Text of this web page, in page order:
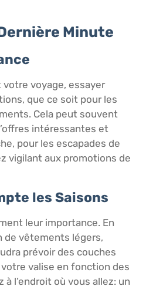
Minute
voyage, essayer
que ce soit pour les
Cela peut souvent
intéressantes et
pour les escapades de
vigilant aux promotions de
les Saisons
leur importance. En
de vêtements légers,
prévoir des couches
valise en fonction des
l’endroit où vous allez: un